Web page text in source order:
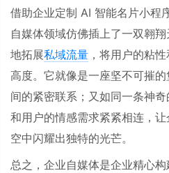
借助企业定制 AI 智能名片小程
自媒体领域仿佛插上了一双翱
地拓展私域流量 ，将用户的粘
高度。它就像是一座坚不可摧
间的紧密联系；又如同一条神
和用户的情感需求紧紧相连，
空中闪耀出独特的光芒。
总之，企业自媒体是企业精心